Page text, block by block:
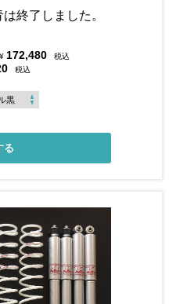
終了しました。
¥ 172,480
税込
税込